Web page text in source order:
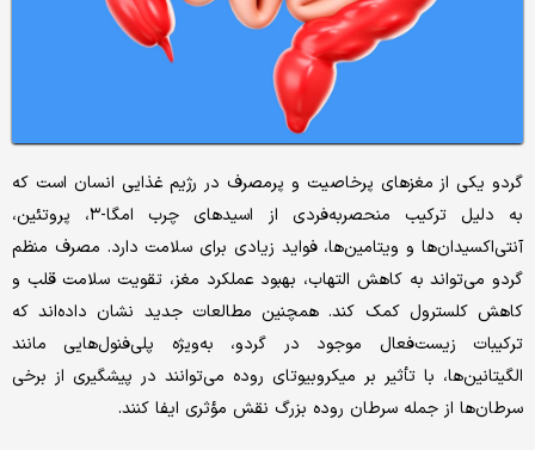
گردو یکی از مغز‌های پرخاصیت و پرمصرف در رژیم غذایی انسان است که
به دلیل ترکیب منحصربه‌فردی از اسید‌های چرب امگا-۳، پروتئین،
آنتی‌اکسیدان‌ها و ویتامین‌ها، فواید زیادی برای سلامت دارد. مصرف منظم
گردو می‌تواند به کاهش التهاب، بهبود عملکرد مغز، تقویت سلامت قلب و
کاهش کلسترول کمک کند. همچنین مطالعات جدید نشان داده‌اند که
ترکیبات زیست‌فعال موجود در گردو، به‌ویژه پلی‌فنول‌هایی مانند
الگیتانین‌ها، با تأثیر بر میکروبیوتای روده می‌توانند در پیشگیری از برخی
سرطان‌ها از جمله سرطان روده بزرگ نقش مؤثری ایفا کنند.